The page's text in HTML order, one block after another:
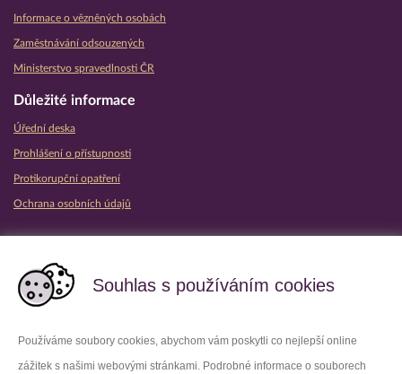
Souhlas s používáním cookies
Používáme soubory cookies, abychom vám poskytli co nejlepší online
zážitek s našimi webovými stránkami. Podrobné informace o souborech
Informace o vězněných osobách
Zaměstnávání odsouzených
Ministerstvo spravedlnosti ČR
Důležité informace
Úřední deska
Prohlášení o přístupnosti
Protikorupční opatření
Ochrana osobních údajů